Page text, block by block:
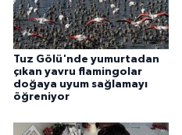
Tuz Gölü'nde yumurtadan
çıkan yavru flamingolar
doğaya uyum sağlamayı
öğreniyor
Mersin Müftülüğü
Muğla Müftülüğü
Muş Müftülüğü